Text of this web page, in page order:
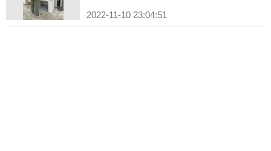
2022-11-10 23:04:51